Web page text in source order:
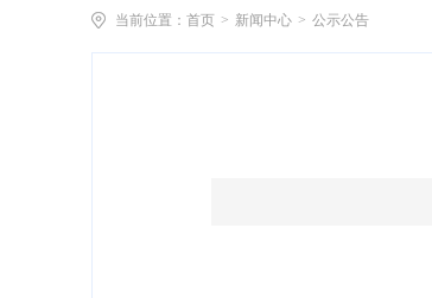
当前位置： 首页 > 新闻中心 > 公示公告